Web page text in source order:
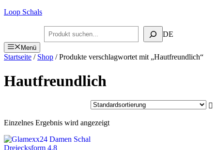
Zum
Loop Schals
Suchen DE
Menü
Startseite / Shop / Produkte verschlagwortet mit „Hautfreundlich“
Hautfreundlich
Einzelnes Ergebnis wird angezeigt